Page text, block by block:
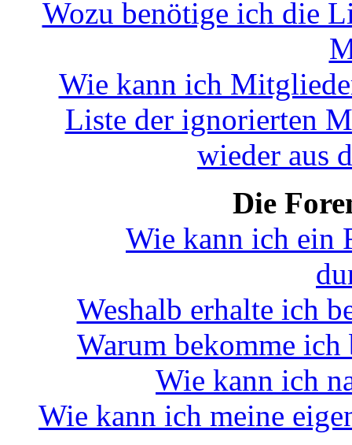
Wozu benötige ich die
Wie kann ich
Liste der ignorierten
wieder aus
Die
Wie kann ich ein
Weshalb erhalte ich
Warum bekomme ich
Wie kann ich
Wie kann ich meine